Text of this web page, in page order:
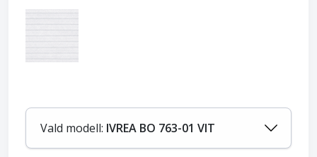
Vald modell: IVREA BO 763-01 VIT